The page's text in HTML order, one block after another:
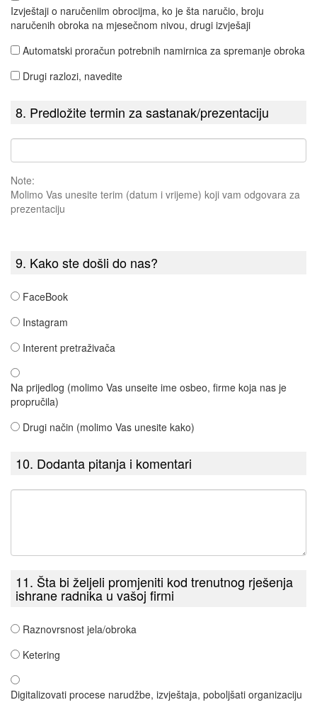
Izvještaji o naručeniim obrocijma, ko je šta naručio, broju
naručenih obroka na mjesečnom nivou, drugi izvješaji
Automatski proračun potrebnih namirnica za spremanje obroka
Drugi razlozi, navedite
8. Predložite termin za sastanak/prezentaciju
Note:
Molimo Vas unesite terim (datum i vrijeme) koji vam odgovara za
prezentaciju
9. Kako ste došli do nas?
FaceBook
Instagram
Interent pretraživača
Na prijedlog (molimo Vas unseite ime osbeo, firme koja nas je
propručila)
Drugi način (molimo Vas unesite kako)
10. Dodanta pitanja i komentari
11. Šta bi željeli promjeniti kod trenutnog rješenja
ishrane radnika u vašoj firmi
Raznovrsnost jela/obroka
Ketering
Digitalizovati procese narudžbe, izvještaja, poboljšati organizaciju